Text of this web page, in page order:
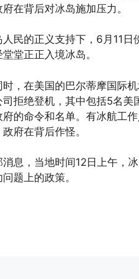
在背后对冰岛施加压力。
人民的正义支持下，6月11
堂堂正正入境冰岛。
时，在美国的巴尔蒂摩国际
司拒绝登机，其中包括5名美
府的命令和名单。有冰航工
府在背后作怪。
消息，当地时间12日上午，
题上的政策。